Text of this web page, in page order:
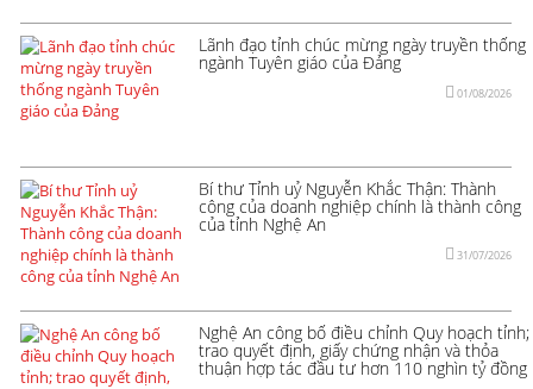
Lãnh đạo tỉnh chúc mừng ngày truyền thống
ngành Tuyên giáo của Đảng
01/08/2026
Bí thư Tỉnh uỷ Nguyễn Khắc Thận: Thành
công của doanh nghiệp chính là thành công
của tỉnh Nghệ An
31/07/2026
Nghệ An công bố điều chỉnh Quy hoạch tỉnh;
trao quyết định, giấy chứng nhận và thỏa
thuận hợp tác đầu tư hơn 110 nghìn tỷ đồng